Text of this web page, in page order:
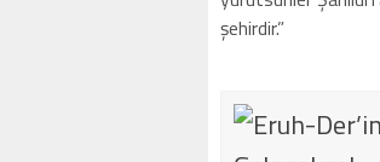
şehirdir.”